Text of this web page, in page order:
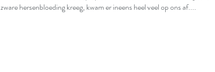
zware hersenbloeding kreeg, kwam er ineens heel veel op ons af....